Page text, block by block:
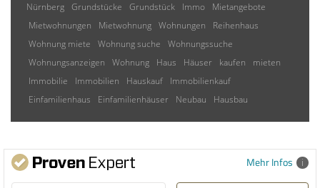
Nürnberg Grundstücke Grundstück Immo
Mietangebote
Mietwohnungen
Mietwohnung Wohnungen
Reihenhaus
Wohnung miete
Wohnung suche
Wohnungssuche
Wohnungsanzeigen
Wohnung Haus Häuser kaufen
mieten
Immobilie
Immobilien Hauskauf
Immobilienkauf
Einfamilienhaus
Einfamilienhäuser Neubau Hausbau
Mehr Infos